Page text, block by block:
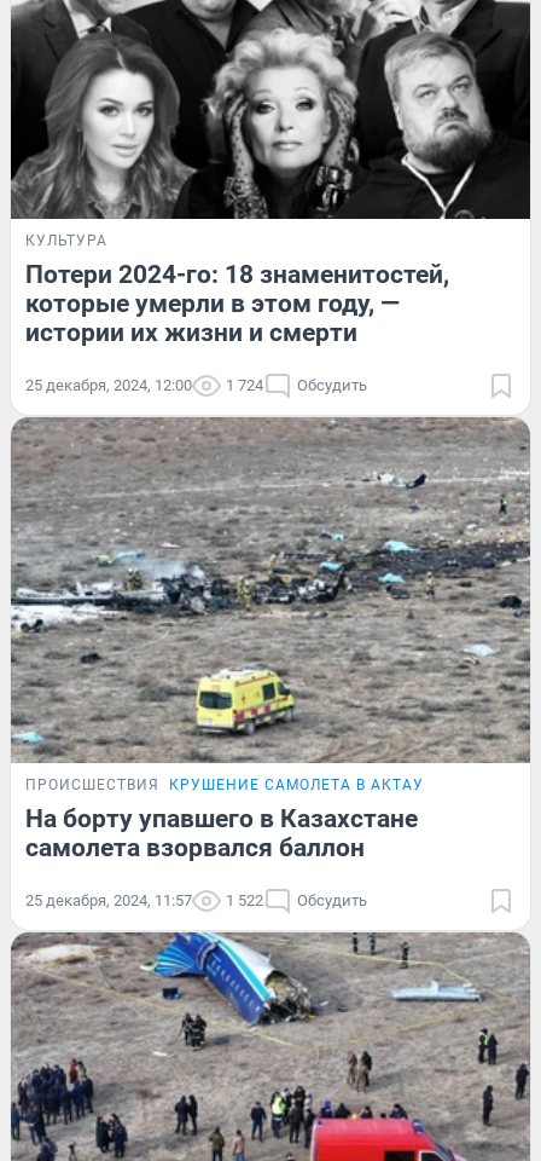
КУЛЬТУРА
Потери 2024-го: 18 знаменитостей,
которые умерли в этом году, —
истории их жизни и смерти
25 декабря, 2024, 12:00 1 724 Обсудить
ПРОИСШЕСТВИЯ КРУШЕНИЕ САМОЛЕТА В АКТАУ
На борту упавшего в Казахстане
самолета взорвался баллон
25 декабря, 2024, 11:57 1 522 Обсудить